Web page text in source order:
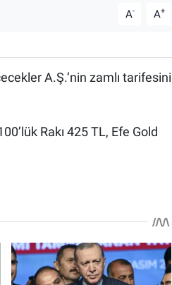
A- A+
A.Ş.’nin zamlı tarifesini
Rakı 425 TL, Efe Gold